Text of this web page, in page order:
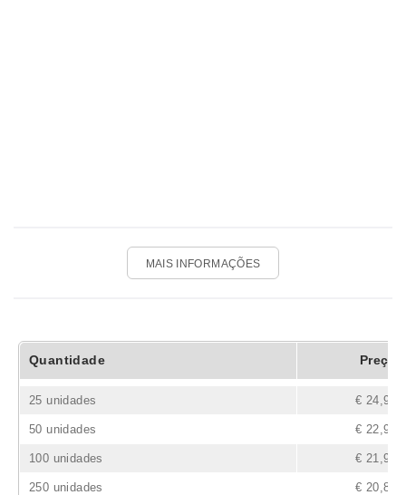
MAIS INFORMAÇÕES
Quantidade Preço
25 unidades € 24,90
50 unidades € 22,90
100 unidades € 21,90
250 unidades € 20,80